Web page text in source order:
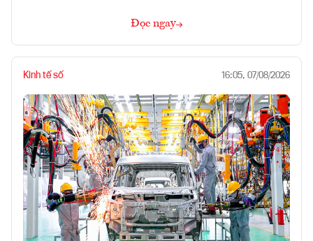
Đọc ngay
Kinh tế số 16:05, 07/08/2026